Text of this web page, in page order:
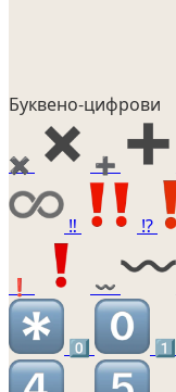
Буквено-цифрови
✖️ ➕
‼️ ⁉️
❗ 〰️
0️⃣ 1️⃣